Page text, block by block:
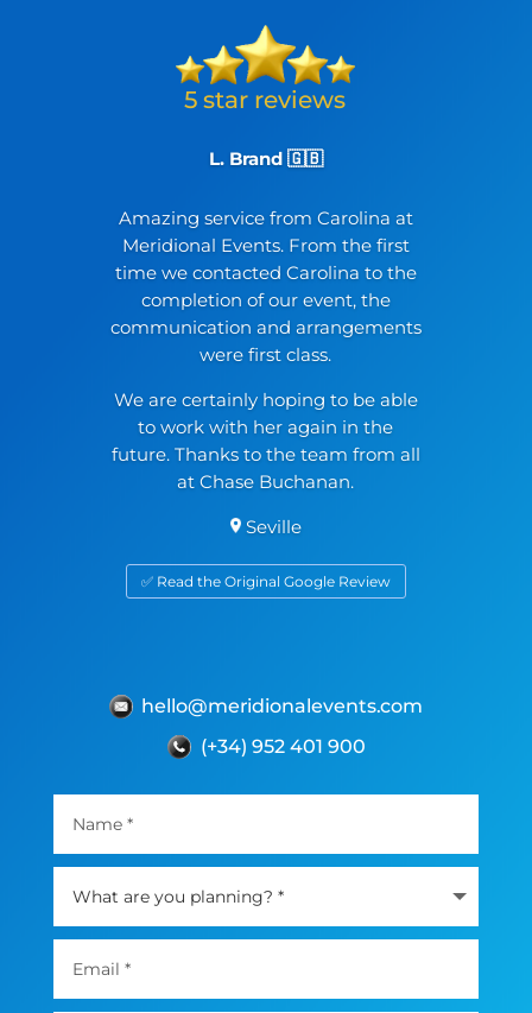
L. Brand 🇬🇧
Amazing service from Carolina at
Meridional Events. From the first
time we contacted Carolina to the
completion of our event, the
communication and arrangements
were first class.
We are certainly hoping to be able
to work with her again in the
future. Thanks to the team from all
at Chase Buchanan.
Seville
✅ Read the Original Google Review